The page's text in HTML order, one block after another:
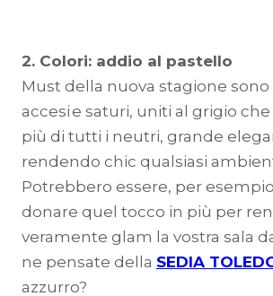
2. Colori: addio al pastello
Must della nuova stagione sono
accesi e saturi, uniti al grigio
più di tutti i neutri, grande
rendendo chic qualsiasi
Potrebbero essere, per
donare quel tocco in più per
veramente glam la vostra sala
ne pensate della SEDIA
azzurro?